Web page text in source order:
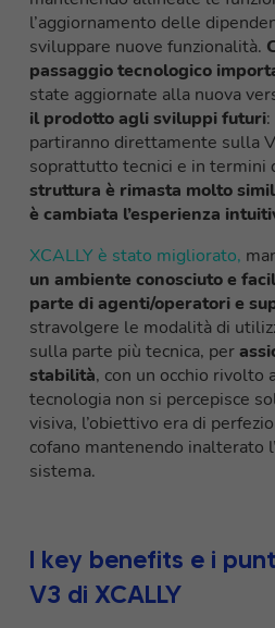
l’aggiornamento delle
sviluppare nuove funzionalità.
passaggio tecnologico
state aggiornate alla nuova
il prodotto agli sviluppi futuri
partiranno direttamente sulla
soprattutto tecnici e in termini
struttura è rimasta molto
è cambiata l’esperienza
XCALLY è stato migliorato,
un ambiente conosciuto e
parte di agenti/operatori e
stravolgere le modalità di
sulla parte più tecnica, per
stabilità, con un occhio rivolto
tecnologia non si percepisce
visiva, l’obiettivo era di
cofano mantenendo inalterato
sistema.
I key benefits e i
V3 di XCALLY